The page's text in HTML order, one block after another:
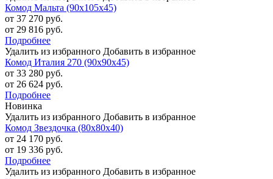
Комод Мальта (90х105х45)
от 37 270 руб.
от 29 816 руб.
Подробнее
Удалить из избранного Добавить в избранное
Комод Италия 270 (90х90х45)
от 33 280 руб.
от 26 624 руб.
Подробнее
Новинка
Удалить из избранного Добавить в избранное
Комод Звездочка (80х80х40)
от 24 170 руб.
от 19 336 руб.
Подробнее
Удалить из избранного Добавить в избранное